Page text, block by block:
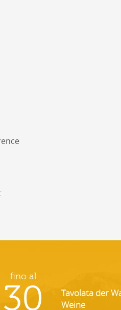
fino al
30
Tavolata der
Weine